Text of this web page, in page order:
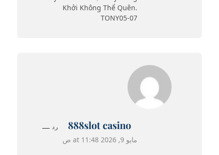
Khởi Không Thể Quên.
TONY05-07
888slot casino
مايو 9, 2026 at 11:48 ص
رد